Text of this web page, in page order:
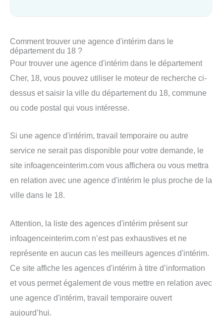
Comment trouver une agence d'intérim dans le
département du 18 ?
Pour trouver une agence d'intérim dans le département
Cher, 18, vous pouvez utiliser le moteur de recherche ci-
dessus et saisir la ville du département du 18, commune
ou code postal qui vous intéresse.
Si une agence d'intérim, travail temporaire ou autre
service ne serait pas disponible pour votre demande, le
site infoagenceinterim.com vous affichera ou vous mettra
en relation avec une agence d'intérim le plus proche de la
ville dans le 18.
Attention, la liste des agences d'intérim présent sur
infoagenceinterim.com n’est pas exhaustives et ne
représente en aucun cas les meilleurs agences d'intérim.
Ce site affiche les agences d'intérim à titre d’information
et vous permet également de vous mettre en relation avec
une agence d'intérim, travail temporaire ouvert
aujourd’hui.